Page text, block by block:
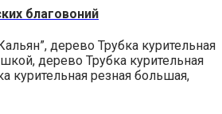
благовоний
дерево Трубка курительная
дерево Трубка курительная
курительная резная большая,